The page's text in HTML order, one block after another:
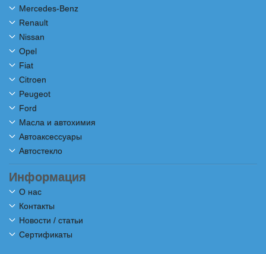
Mercedes-Benz
Renault
Nissan
Opel
Fiat
Citroen
Peugeot
Ford
Масла и автохимия
Автоаксессуары
Автостекло
Информация
О нас
Контакты
Новости / статьи
Сертификаты